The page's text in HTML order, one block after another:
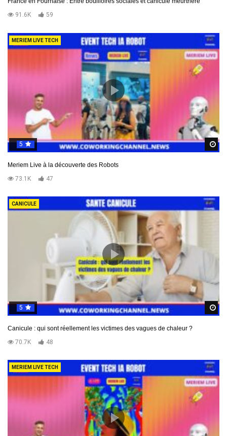
91.6K
59
MERIEM LIVE TECH
5
Meriem Live à la découverte des Robots
73.1K
47
CANICULE
5
Canicule : qui sont réellement les victimes des vagues de chaleur ?
70.7K
48
MERIEM LIVE TECH